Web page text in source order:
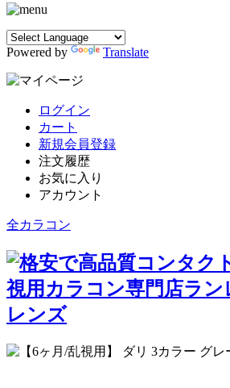
Powered by Translate
ログイン
カート
新規会員登録
注文履歴
お気に入り
アカウント
全カラコン